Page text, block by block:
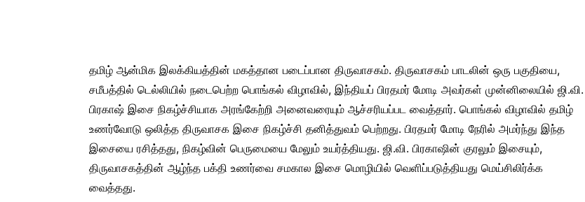
தமிழ் ஆன்மிக இலக்கியத்தின் மகத்தான படைப்பான திருவாசகம். திருவாசகம் பாடலின் ஒரு பகுதியை,
சமீபத்தில் டெல்லியில் நடைபெற்ற பொங்கல் விழாவில், இந்தியப் பிரதமர் மோடி அவர்கள் முன்னிலையில் ஜி.வி.
பிரகாஷ் இசை நிகழ்ச்சியாக அரங்கேற்றி அனைவரையும் ஆச்சரியப்பட வைத்தார். பொங்கல் விழாவில் தமிழ்
உணர்வோடு ஒலித்த திருவாசக இசை நிகழ்ச்சி தனித்துவம் பெற்றது. பிரதமர் மோடி நேரில் அமர்ந்து இந்த
இசையை ரசித்தது, நிகழ்வின் பெருமையை மேலும் உயர்த்தியது. ஜி.வி. பிரகாஷின் குரலும் இசையும்,
திருவாசகத்தின் ஆழ்ந்த பக்தி உணர்வை சமகால இசை மொழியில் வெளிப்படுத்தியது மெய்சிலிர்க்க
வைத்தது.